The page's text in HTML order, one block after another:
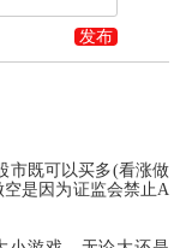
发布
市既可以买多(看涨做
是因为证监会禁止A